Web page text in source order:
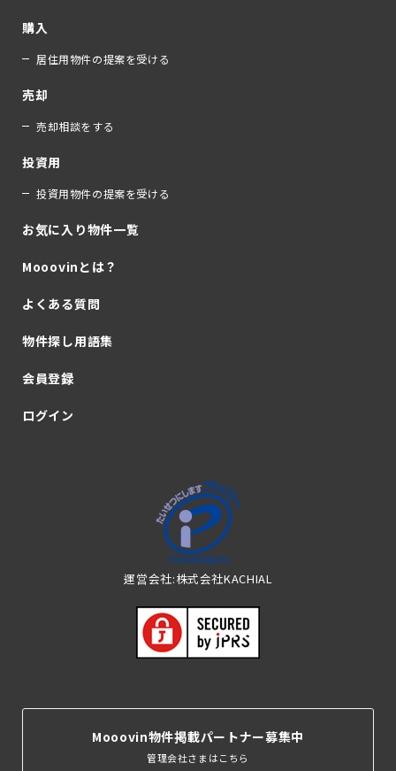
購入
居住用物件の提案を受ける
売却
売却相談をする
投資用
投資用物件の提案を受ける
お気に入り物件一覧
Mooovinとは？
よくある質問
物件探し用語集
会員登録
ログイン
運営会社:株式会社KACHIAL
Mooovin物件掲載パートナー募集中
管理会社さまはこちら